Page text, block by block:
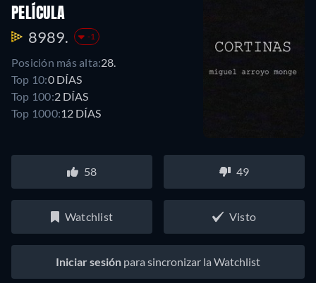
PELÍCULA
8989. -1
Posición más alta:28.
Top 10:0 DÍAS
Top 100:2 DÍAS
Top 1000:12 DÍAS
58 49
Watchlist Visto
Iniciar sesión para sincronizar la Watchlist